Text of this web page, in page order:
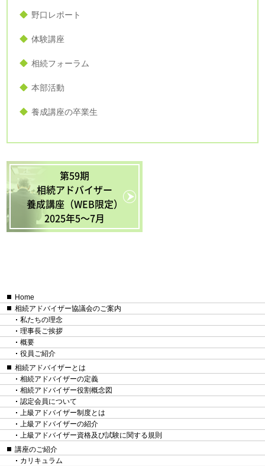
野口レポート
体験講座
相続フォーラム
本部活動
養成講座の卒業生
第59期
相続アドバイザー
養成講座（WEB限定）
2025年5〜7月
Home
相続アドバイザー協議会のご案内
私たちの理念
理事長ご挨拶
概要
役員ご紹介
相続アドバイザーとは
相続アドバイザーの定義
相続アドバイザー役割概念図
認定会員について
上級アドバイザー制度とは
上級アドバイザーの紹介
上級アドバイザー資格及び試験に関する規則
講座のご紹介
カリキュラム